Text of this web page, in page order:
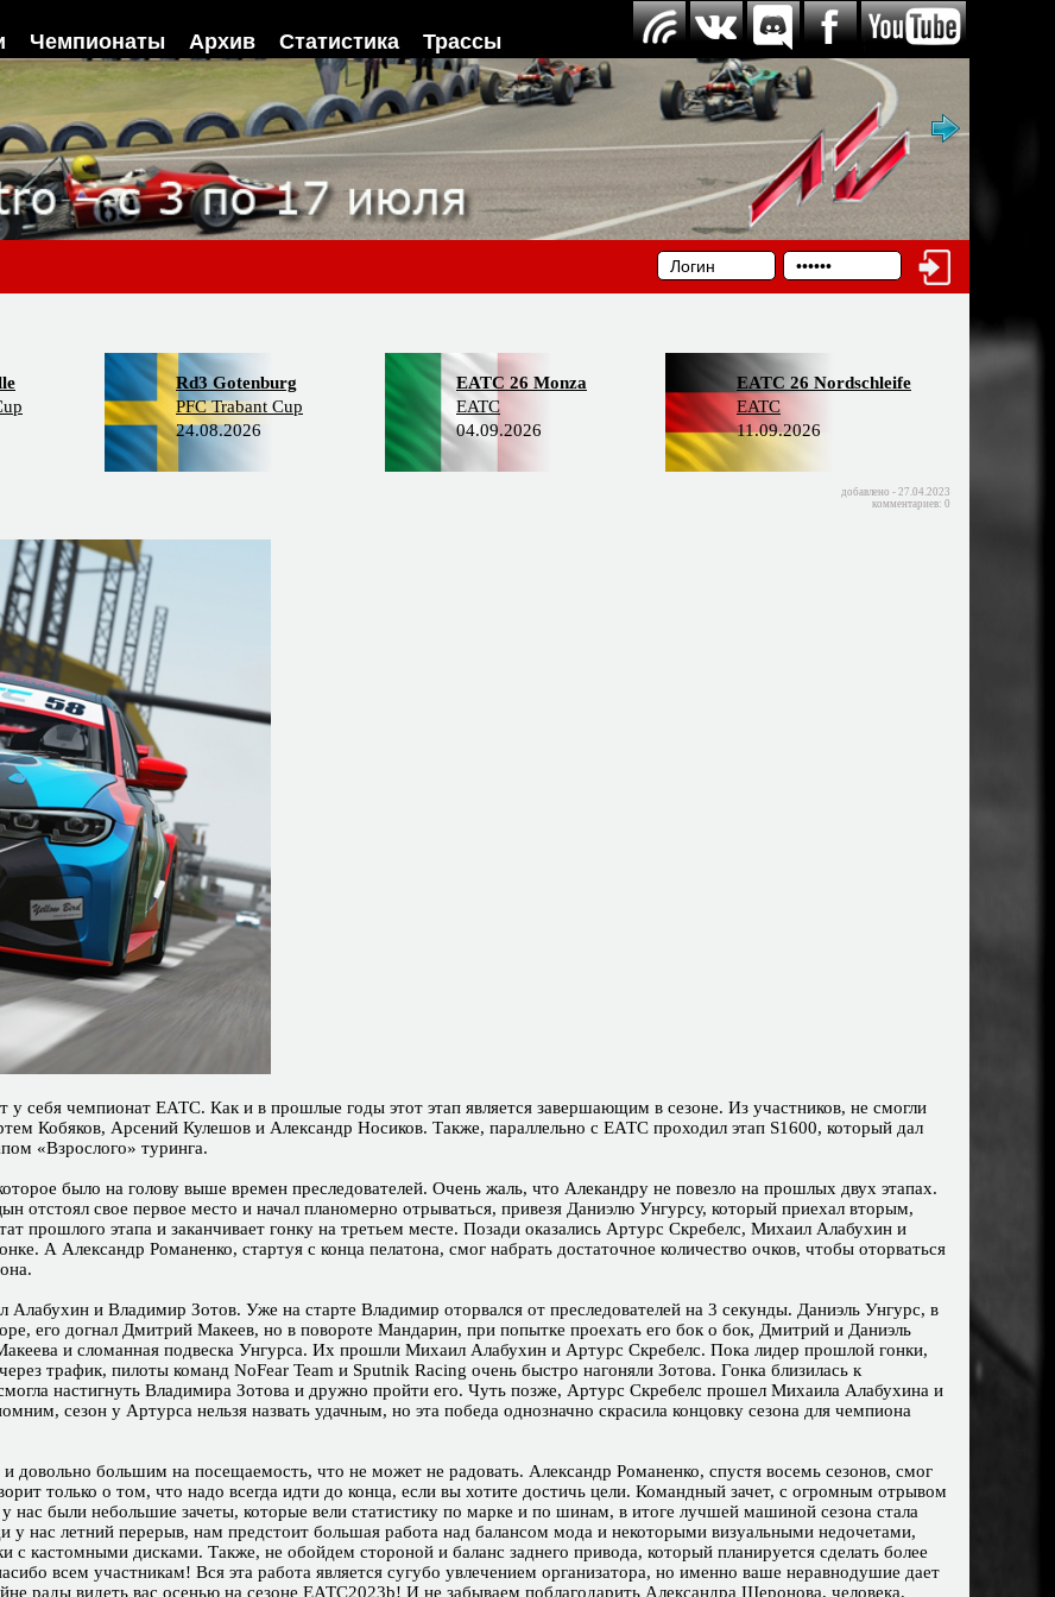
Чемпионаты Архив Статистика Трассы
Rd3 Gotenburg
PFC Trabant Cup
24.08.2026
EATC 26 Monza
EATC
04.09.2026
EATC 26 Nordschleife
EATC
11.09.2026
добавлено - 27.04.2023
комментариев: 0
у себя чемпионат ЕАТС. Как и в прошлые годы этот этап является завершающим в сезоне. Из участников, не смогли
Кобяков, Арсений Кулешов и Александр Носиков. Также, параллельно с ЕАТС проходил этап S1600, который дал
«Взрослого» туринга.
было на голову выше времен преследователей. Очень жаль, что Алекандру не повезло на прошлых двух этапах.
отстоял свое первое место и начал планомерно отрываться, привезя Даниэлю Унгурсу, который приехал вторым,
прошлого этапа и заканчивает гонку на третьем месте. Позади оказались Артурс Скребелс, Михаил Алабухин и
А Александр Романенко, стартуя с конца пелатона, смог набрать достаточное количество очков, чтобы оторваться
Алабухин и Владимир Зотов. Уже на старте Владимир оторвался от преследователей на 3 секунды. Даниэль Унгурс, в
его догнал Дмитрий Макеев, но в повороте Мандарин, при попытке проехать его бок о бок, Дмитрий и Даниэль
и сломанная подвеска Унгурса. Их прошли Михаил Алабухин и Артурс Скребелс. Пока лидер прошлой гонки,
трафик, пилоты команд NoFear Team и Sputnik Racing очень быстро нагоняли Зотова. Гонка близилась к
настигнуть Владимира Зотова и дружно пройти его. Чуть позже, Артурс Скребелс прошел Михаила Алабухина и
сезон у Артурса нельзя назвать удачным, но эта победа однозначно скрасила концовку сезона для чемпиона
большим на посещаемость, что не может не радовать. Александр Романенко, спустя восемь сезонов, смог
только о том, что надо всегда идти до конца, если вы хотите достичь цели. Командный зачет, с огромным отрывом
нас были небольшие зачеты, которые вели статистику по марке и по шинам, в итоге лучшей машиной сезона стала
нас летний перерыв, нам предстоит большая работа над балансом мода и некоторыми визуальными недочетами,
кастомными дисками. Также, не обойдем стороной и баланс заднего привода, который планируется сделать более
всем участникам! Вся эта работа является сугубо увлечением организатора, но именно ваше неравнодушие дает
рады видеть вас осенью на сезоне ЕАТС2023b! И не забываем поблагодарить Александра Шеронова, человека,